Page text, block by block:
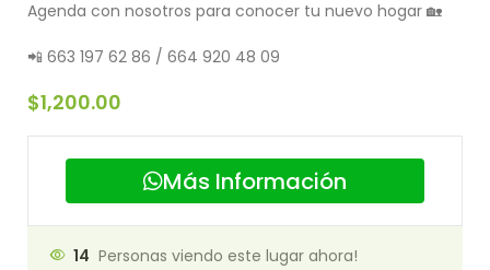
Agenda con nosotros para conocer tu nuevo hogar 🏡
📲 663 197 62 86 / 664 920 48 09
$1,200.00
Más Información
14 Personas viendo este lugar ahora!